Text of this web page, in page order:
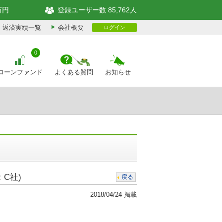
円 登録ユーザー数 85,762人
返済実績一覧 会社概要 ログイン
ーンファンド
0
よくある質問 お知らせ
C社) 戻る
2018/04/24 掲載